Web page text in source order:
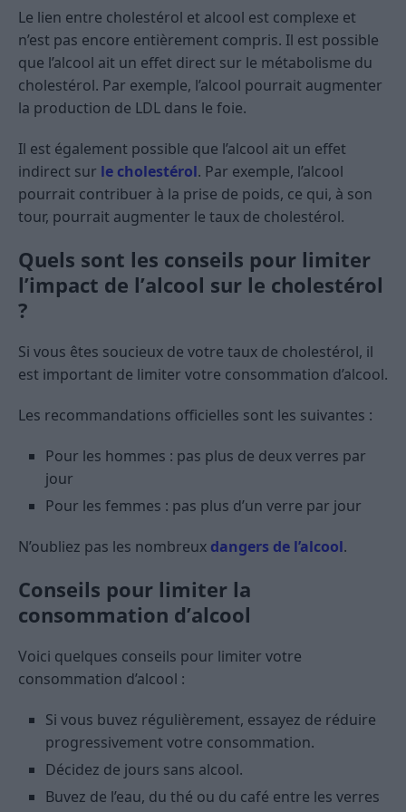
Le lien entre cholestérol et alcool est complexe et
n’est pas encore entièrement compris. Il est possible
que l’alcool ait un effet direct sur le métabolisme du
cholestérol. Par exemple, l’alcool pourrait augmenter
la production de LDL dans le foie.
Il est également possible que l’alcool ait un effet
indirect sur le cholestérol. Par exemple, l’alcool
pourrait contribuer à la prise de poids, ce qui, à son
tour, pourrait augmenter le taux de cholestérol.
Quels sont les conseils pour limiter
l’impact de l’alcool sur le cholestérol
?
Si vous êtes soucieux de votre taux de cholestérol, il
est important de limiter votre consommation d’alcool.
Les recommandations officielles sont les suivantes :
Pour les hommes : pas plus de deux verres par
jour
Pour les femmes : pas plus d’un verre par jour
N’oubliez pas les nombreux dangers de l’alcool.
Conseils pour limiter la
consommation d’alcool
Voici quelques conseils pour limiter votre
consommation d’alcool :
Si vous buvez régulièrement, essayez de réduire
progressivement votre consommation.
Décidez de jours sans alcool.
Buvez de l’eau, du thé ou du café entre les verres